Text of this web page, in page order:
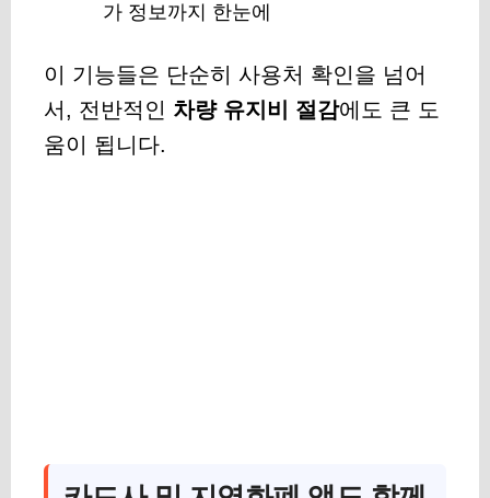
가 정보까지 한눈에
이 기능들은 단순히 사용처 확인을 넘어
서, 전반적인 차량 유지비 절감에도 큰 도
움이 됩니다.